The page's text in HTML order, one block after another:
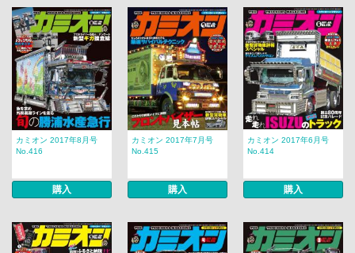
カミオン 2017年8月号
No.416
購入
カミオン 2017年7月号
No.415
購入
カミオン 2017年6月号
No.414
購入